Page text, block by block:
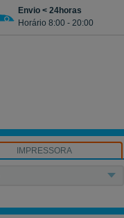
Envio < 24horas
Horário 8:00 - 20:00
IMPRESSORA